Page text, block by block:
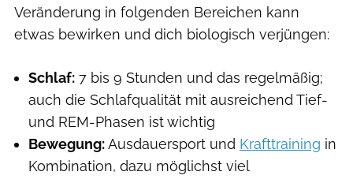
Veränderung in folgenden Bereichen kann
etwas bewirken und dich biologisch verjüngen:
Schlaf: 7 bis 9 Stunden und das regelmäßig;
auch die Schlafqualität mit ausreichend Tief-
und REM-Phasen ist wichtig
Bewegung:Ausdauersport und Krafttraining in
Kombination, dazu möglichst viel